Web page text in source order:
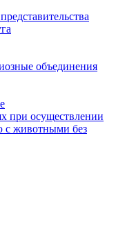
объединения
при осуществлении
с животными без